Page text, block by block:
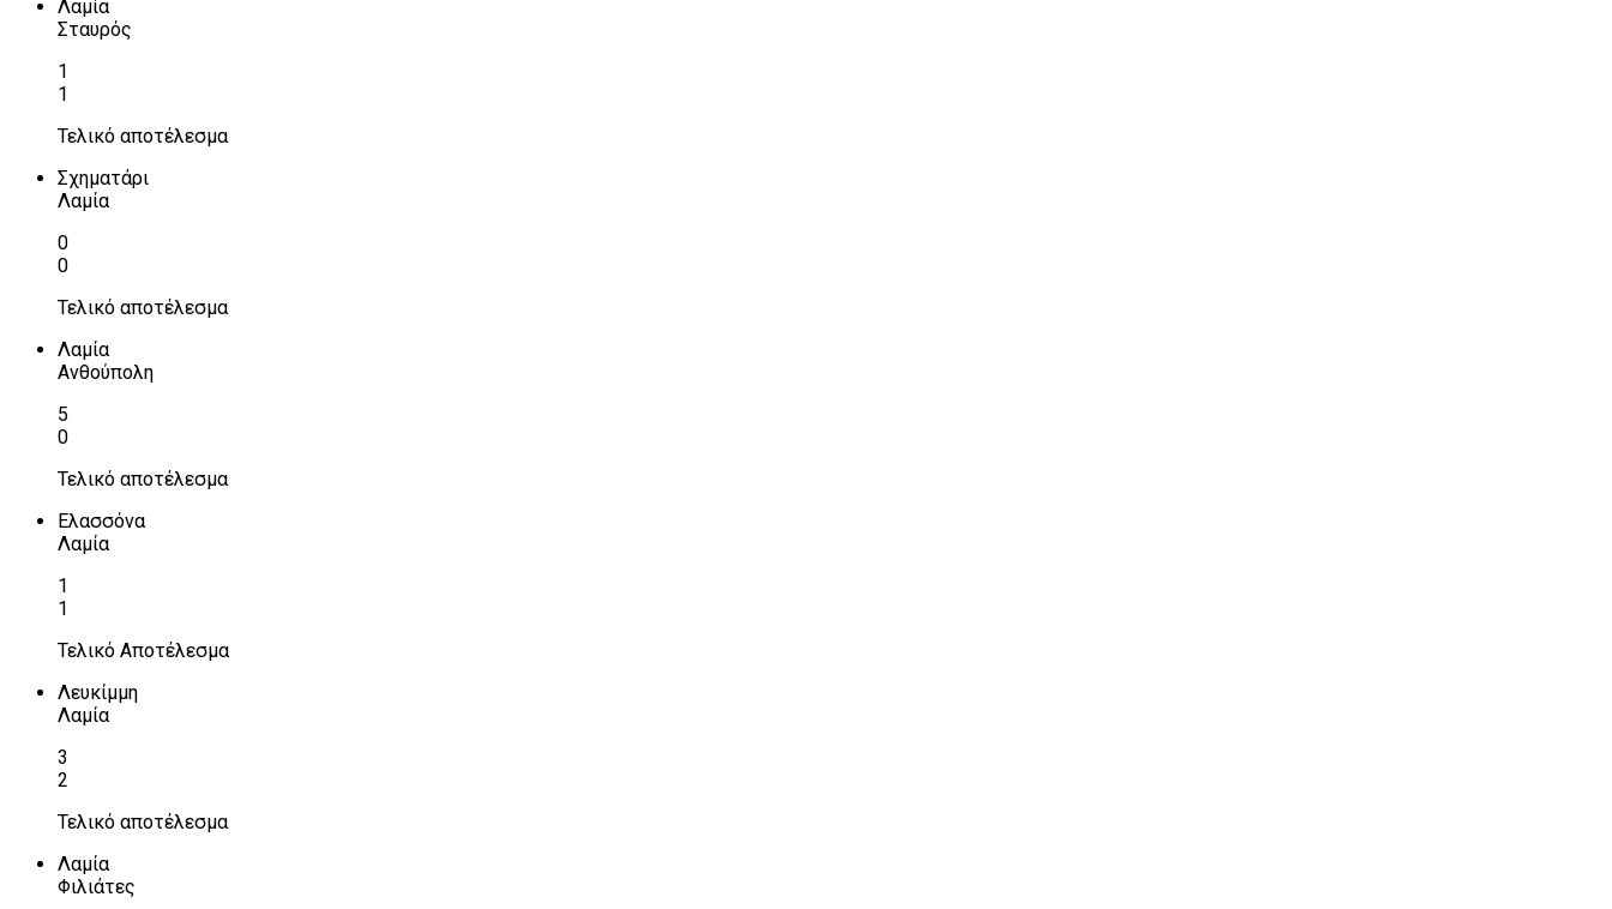
Λαμία
Σταυρός
1
1
Τελικό αποτέλεσμα
Σχηματάρι
Λαμία
0
0
Τελικό αποτέλεσμα
Λαμία
Ανθούπολη
5
0
Τελικό αποτέλεσμα
Ελασσόνα
Λαμία
1
1
Τελικό Αποτέλεσμα
Λευκίμμη
Λαμία
3
2
Τελικό αποτέλεσμα
Λαμία
Φιλιάτες